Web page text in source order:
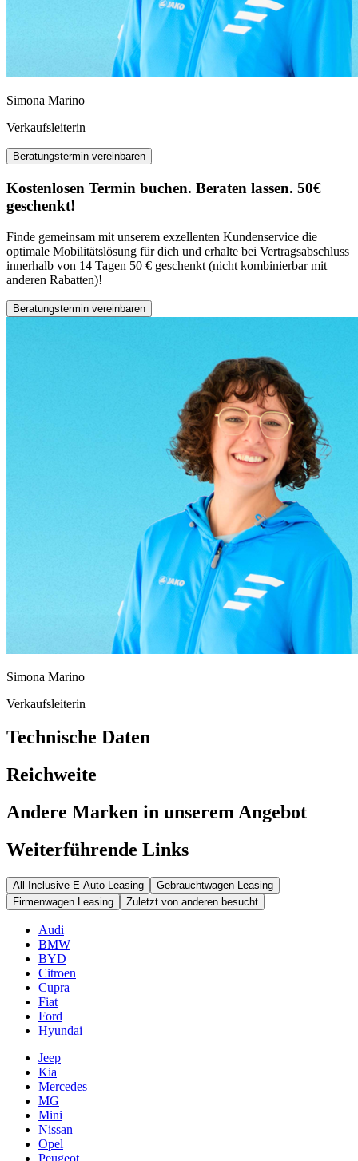
Simona Marino
Verkaufsleiterin
Beratungstermin vereinbaren
Kostenlosen Termin buchen. Beraten lassen. 50€
geschenkt!
Finde gemeinsam mit unserem exzellenten Kundenservice die
optimale Mobilitätslösung für dich und erhalte bei Vertragsabschluss
innerhalb von 14 Tagen 50 € geschenkt (nicht kombinierbar mit
anderen Rabatten)!
Beratungstermin vereinbaren
Simona Marino
Verkaufsleiterin
Technische Daten
Reichweite
Andere Marken in unserem Angebot
Weiterführende Links
All-Inclusive E-Auto Leasing
Gebrauchtwagen Leasing
Firmenwagen Leasing
Zuletzt von anderen besucht
Audi
BMW
BYD
Citroen
Cupra
Fiat
Ford
Hyundai
Jeep
Kia
Mercedes
MG
Mini
Nissan
Opel
Peugeot